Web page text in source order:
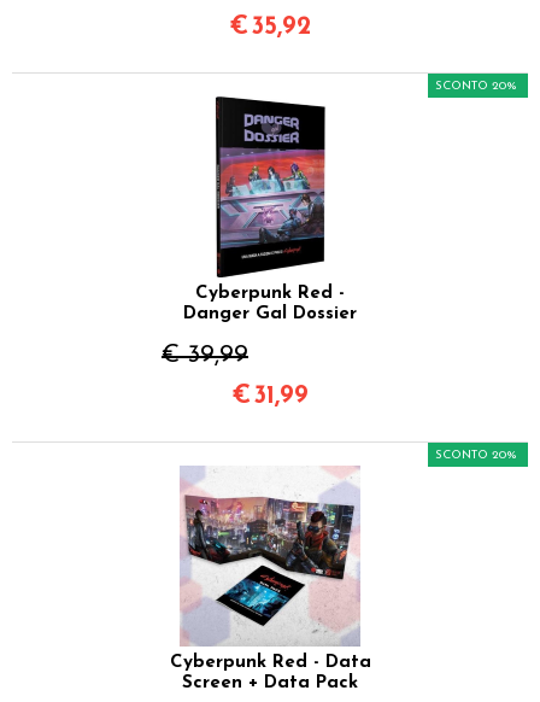
€35,92
Cyberpunk Red -
Danger Gal Dossier
€ 39,99
SCONTO 20%
€31,99
Cyberpunk Red - Data
Screen + Data Pack
SCONTO 20%